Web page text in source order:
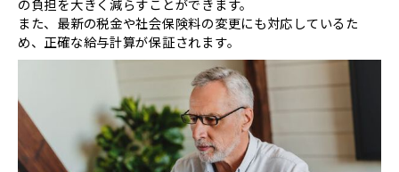
の負担を大きく減らすことができます。
また、最新の税金や社会保険料の変更にも対応しているた
め、正確な給与計算が保証されます。